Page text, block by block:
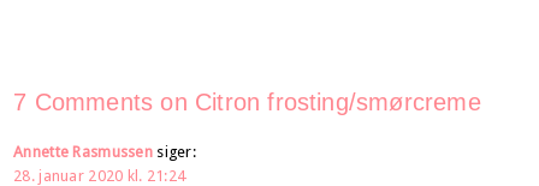
7 Comments on Citron frosting/smørcreme
Annette Rasmussen siger:
28. januar 2020 kl. 21:24